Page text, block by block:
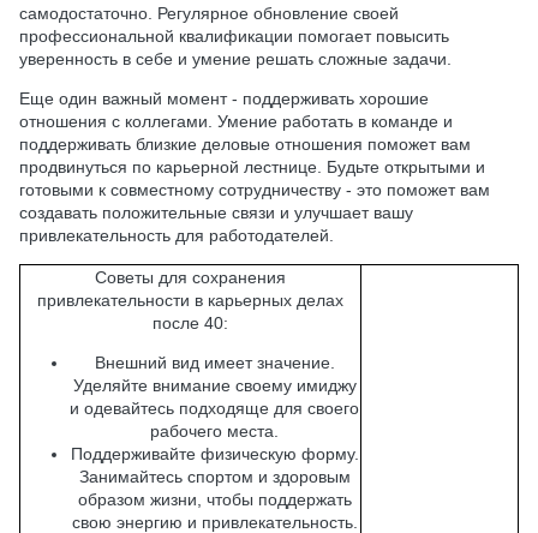
самодостаточно. Регулярное обновление своей
профессиональной квалификации помогает повысить
уверенность в себе и умение решать сложные задачи.
Еще один важный момент - поддерживать хорошие
отношения с коллегами. Умение работать в команде и
поддерживать близкие деловые отношения поможет вам
продвинуться по карьерной лестнице. Будьте открытыми и
готовыми к совместному сотрудничеству - это поможет вам
создавать положительные связи и улучшает вашу
привлекательность для работодателей.
Советы для сохранения
привлекательности в карьерных делах
после 40:
Внешний вид имеет значение.
Уделяйте внимание своему имиджу
и одевайтесь подходяще для своего
рабочего места.
Поддерживайте физическую форму.
Занимайтесь спортом и здоровым
образом жизни, чтобы поддержать
свою энергию и привлекательность.